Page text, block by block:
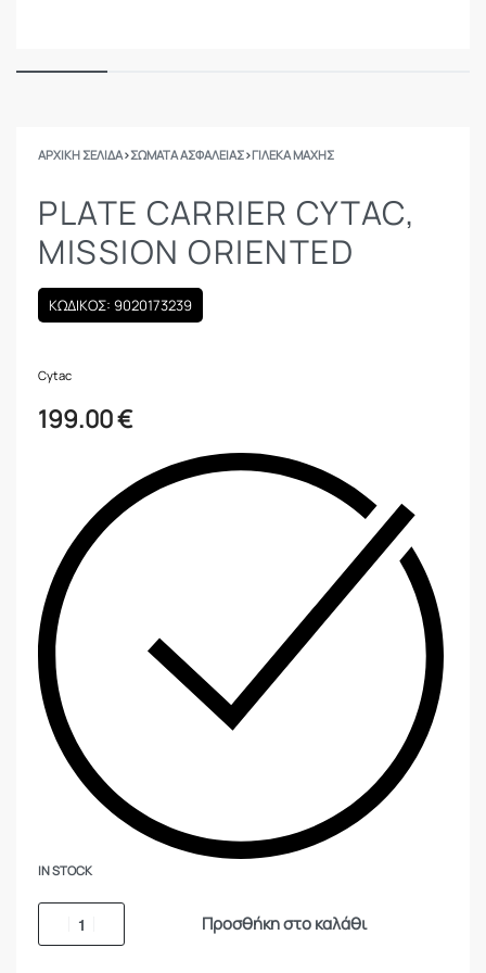
ΑΡΧΙΚΉ ΣΕΛΊΔΑ›ΣΩΜΑΤΑ ΑΣΦΑΛΕΙΑΣ›ΓΙΛΈΚΑ ΜΆΧΗΣ
PLATE CARRIER CYTAC,
MISSION ORIENTED
ΚΩΔΙΚΟΣ: 9020173239
Cytac
199.00€
IN STOCK
Προσθήκη στο καλάθι